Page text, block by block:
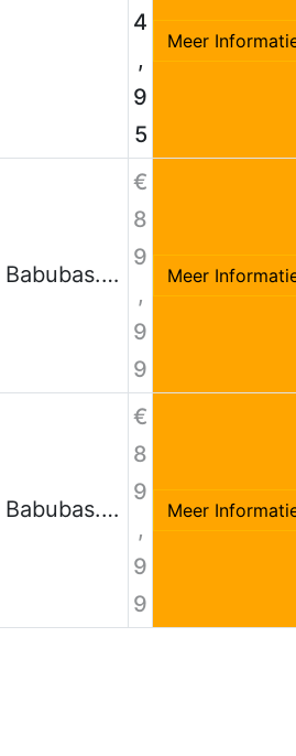
4
,
9
5
Meer
Babubas.com
€
8
9
,
9
9
Meer
Babubas.com
€
8
9
,
9
9
Meer